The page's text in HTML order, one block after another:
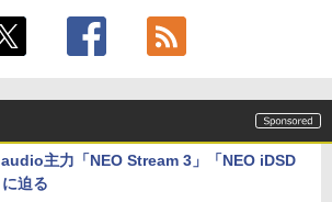
主力「NEO Stream 3」「NEO iDSD
迫る